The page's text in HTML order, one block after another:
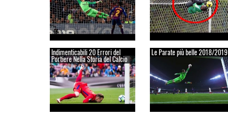
Indimenticabili 20 Errori del
Portiere Nella Storia del Calcio
Le Parate più belle 2018/2019